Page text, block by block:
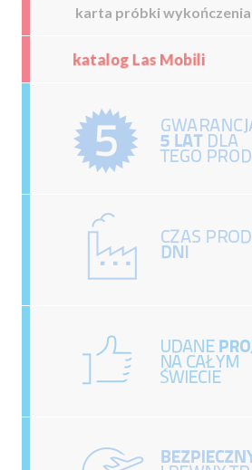
karta próbki
katalog Las Mobili